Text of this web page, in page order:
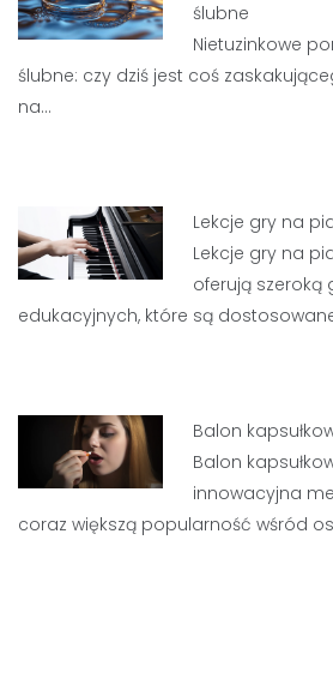
ślubne
Nietuzinkowe
ślubne: czy dziś jest coś
na…
Lekcje gry na
Lekcje gry na
oferują szeroką
edukacyjnych, które są
Balon
Balon
innowacyjna
coraz większą popularność wśród